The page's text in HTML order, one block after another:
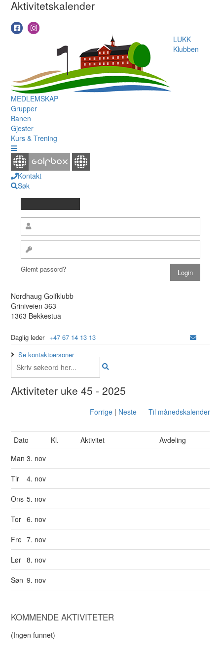
Aktivitetskalender
LUKK
Klubben
MEDLEMSKAP
Grupper
Banen
Gjester
Kurs & Trening
Kontakt
Søk
Glemt passord?
Nordhaug Golfklubb
Griniveien 363
1363 Bekkestua
Daglig leder +47 67 14 13 13
Se kontaktpersoner
Aktiviteter uke 45 - 2025
Forrige| Neste Til månedskalender
Dato Kl. Aktivitet
Avdeling
Man3. nov
Tir 4. nov
Ons 5. nov
Tor 6. nov
Fre 7. nov
Lør 8. nov
Søn 9. nov
KOMMENDE AKTIVITETER
(Ingen funnet)